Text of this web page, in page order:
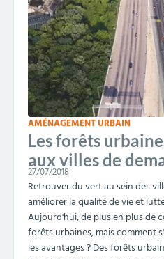
AMÉNAGEMENT URBAIN
Les forêts
aux villes de
27/07/2018
Retrouver du vert au sein des
améliorer la qualité de vie et
Aujourd'hui, de plus en plus de
forêts urbaines, mais comment
les avantages ? Des forêts